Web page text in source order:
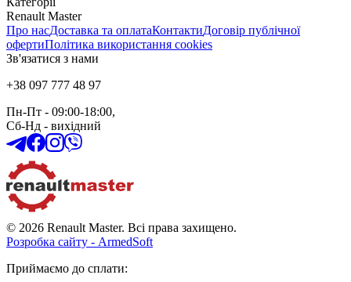
Renault Master
Про насДоставка та оплатаКонтактиДоговір публічної
офертиПолітика використання cookies
Зв'язатися з нами
+38 097 777 48 97
Пн-Пт - 09:00-18:00,
Сб-Нд - вихідний
© 2026 Renault Master. Всі права захищено.
Розробка сайту - ArmedSoft
Приймаємо до сплати: